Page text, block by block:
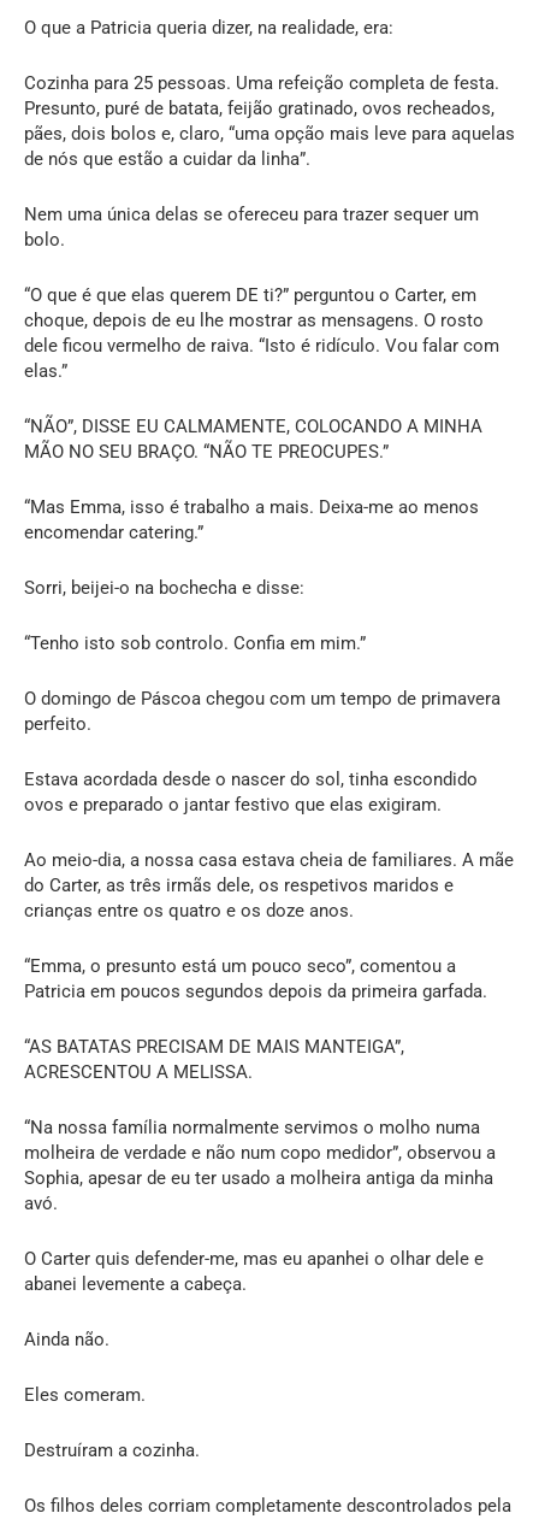
O que a Patricia queria dizer, na realidade, era:
Cozinha para 25 pessoas. Uma refeição completa de festa.
Presunto, puré de batata, feijão gratinado, ovos recheados,
pães, dois bolos e, claro, “uma opção mais leve para aquelas
de nós que estão a cuidar da linha”.
Nem uma única delas se ofereceu para trazer sequer um
bolo.
“O que é que elas querem DE ti?” perguntou o Carter, em
choque, depois de eu lhe mostrar as mensagens. O rosto
dele ficou vermelho de raiva. “Isto é ridículo. Vou falar com
elas.”
“NÃO”, DISSE EU CALMAMENTE, COLOCANDO A MINHA
MÃO NO SEU BRAÇO. “NÃO TE PREOCUPES.”
“Mas Emma, isso é trabalho a mais. Deixa-me ao menos
encomendar catering.”
Sorri, beijei-o na bochecha e disse:
“Tenho isto sob controlo. Confia em mim.”
O domingo de Páscoa chegou com um tempo de primavera
perfeito.
Estava acordada desde o nascer do sol, tinha escondido
ovos e preparado o jantar festivo que elas exigiram.
Ao meio-dia, a nossa casa estava cheia de familiares. A mãe
do Carter, as três irmãs dele, os respetivos maridos e
crianças entre os quatro e os doze anos.
“Emma, o presunto está um pouco seco”, comentou a
Patricia em poucos segundos depois da primeira garfada.
“AS BATATAS PRECISAM DE MAIS MANTEIGA”,
ACRESCENTOU A MELISSA.
“Na nossa família normalmente servimos o molho numa
molheira de verdade e não num copo medidor”, observou a
Sophia, apesar de eu ter usado a molheira antiga da minha
avó.
O Carter quis defender-me, mas eu apanhei o olhar dele e
abanei levemente a cabeça.
Ainda não.
Eles comeram.
Destruíram a cozinha.
Os filhos deles corriam completamente descontrolados pela